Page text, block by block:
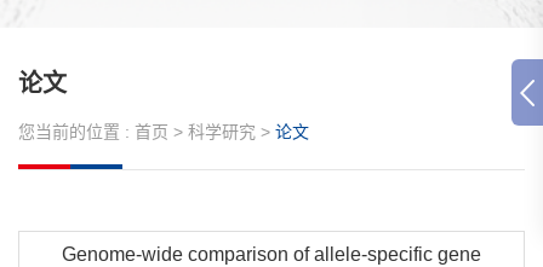
论文
您当前的位置 : 首页 > 科学研究 > 论文
Genome-wide comparison of allele-specific gene